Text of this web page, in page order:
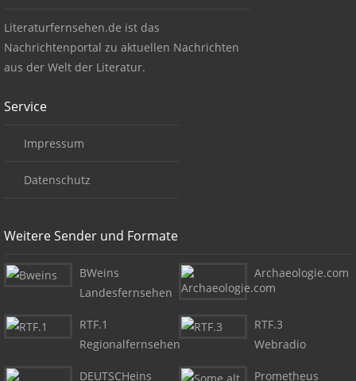
Literaturfernsehen.de ist das
Nachrichtenportal zu aktuellen Nachrichten
aus der Welt der Literatur.
Service
Impressum
Datenschutz
Weitere Sender und Formate
BWeins
Landesfernsehen
RTF.1
Regionalfernsehen
DEUTSCHeins
Archaeologie.com
RTF.3
Webradio
Prometheus